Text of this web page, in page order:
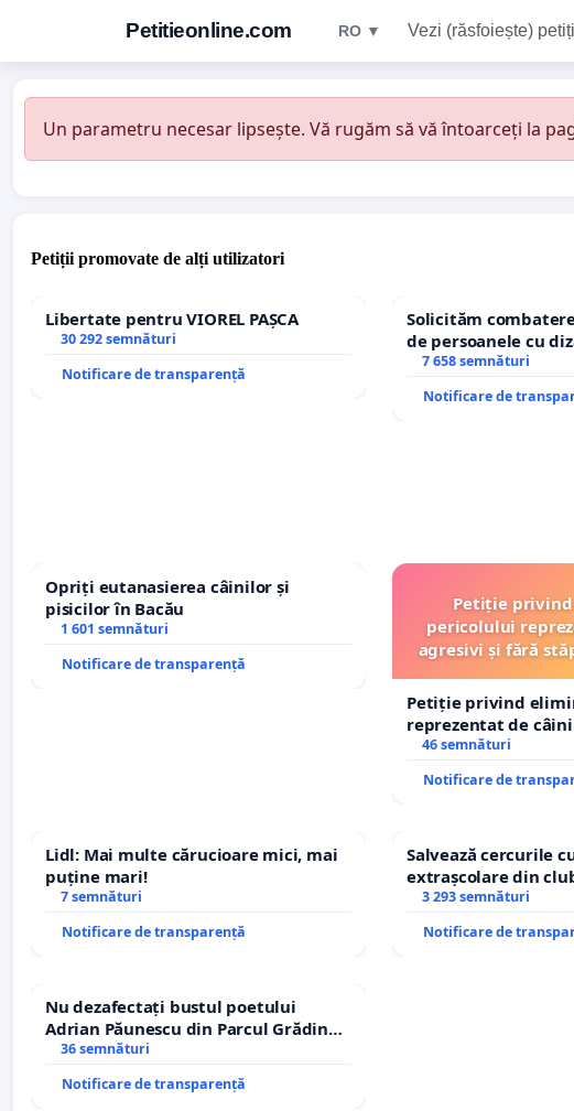
Petitieonline.com RO ▼ Vezi (răsfoiește)
Un parametru necesar lipsește. Vă rugăm să vă întoarceți la
Petiții promovate de alți utilizatori
Libertate pentru VIOREL PAȘCA
30 292 semnături
Notificare de transparență
Solicităm
de persoanele cu
7 658 semnături
Notificare de
Opriți eutanasierea câinilor și
pisicilor în Bacău
1 601 semnături
Notificare de transparență
Petiție
pericolului
agresivi și fără
Petiție privind
reprezentat de
stăpân din comuna
46 semnături
Notificare de
Lidl: Mai multe cărucioare mici, mai
puține mari!
7 semnături
Notificare de transparență
Salvează cercurile
extrașcolare din
copiilor
3 293 semnături
Notificare de
Nu dezafectați bustul poetului
Adrian Păunescu din Parcul Grădina
Icoanei! Stop cenzurii culturale!
36 semnături
Notificare de transparență